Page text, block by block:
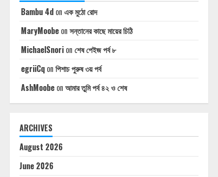
Bambu 4d on এক মুঠো রোদ
MaryMoobe on সন্তানের কাছে মায়ের চিঠি
MichaelSnori on শেষ পেইজ পর্ব ৮
egriiCq on পিশাচ পুরুষ ৩য় পর্ব
AshMoobe on আমার তুমি পর্ব ৪২ ও শেষ
ARCHIVES
August 2026
June 2026